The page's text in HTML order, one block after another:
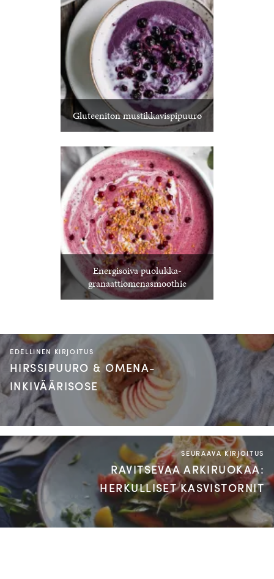
Gluteeniton mustikkavispipuuro
Energisoiva puolukka-
granaattiomenasmoothie
EDELLINEN KIRJOITUS
HIRSSIPUURO & OMENA-
INKIVÄÄRISOSE
SEURAAVA KIRJOITUS
RAVITSEVAA ARKIRUOKAA:
HERKULLISET KASVISTORNIT